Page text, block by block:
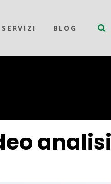
SERVIZI BLOG
analisi